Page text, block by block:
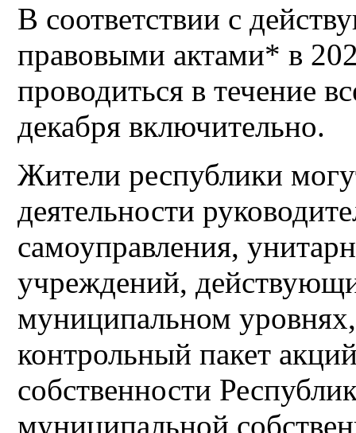
В соответствии с
правовыми актами* в
проводиться в течение
декабря включительно.
Жители республики
деятельности
самоуправления,
учреждений,
муниципальном
контрольный пакет
собственности
муниципальной